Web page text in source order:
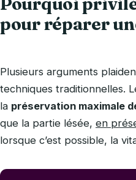
pour réparer
Plusieurs arguments
techniques traditionnelles.
la préservation maximale
que la partie lésée, en
lorsque c’est possible, la